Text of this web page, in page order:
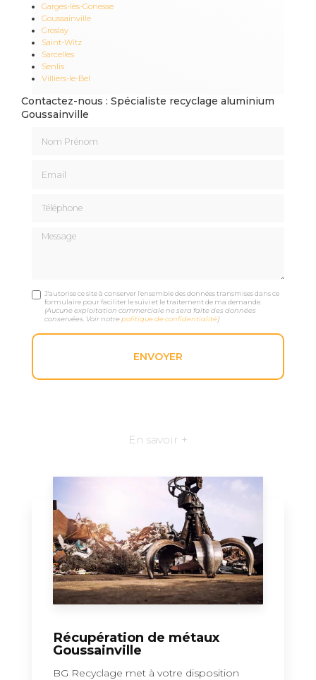
Garges-lès-Gonesse
Goussainville
Groslay
Saint-Witz
Sarcelles
Senlis
Villiers-le-Bel
Contactez-nous : Spécialiste recyclage aluminium
Goussainville
Message
J'autorise ce site à conserver l'ensemble des données transmises dans ce
formulaire pour faciliter le suivi et le traitement de ma demande.
(Aucune exploitation commerciale ne sera faite des données
conservées. Voir notrepolitique de confidentialité)
En savoir +
Récupération de métaux
Goussainville
BG Recyclage met à votre disposition